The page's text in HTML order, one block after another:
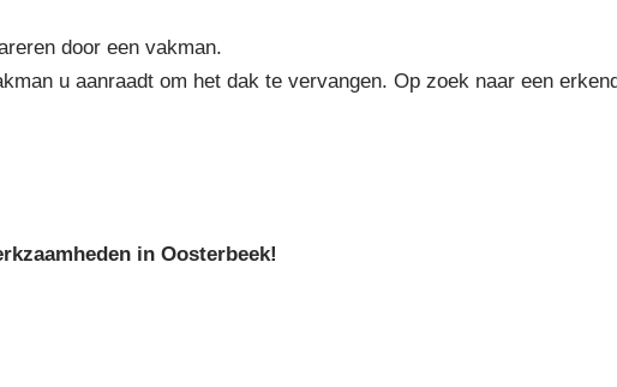
door een vakman.
u aanraadt om het dak te vervangen. Op zoek naar een
in Oosterbeek!